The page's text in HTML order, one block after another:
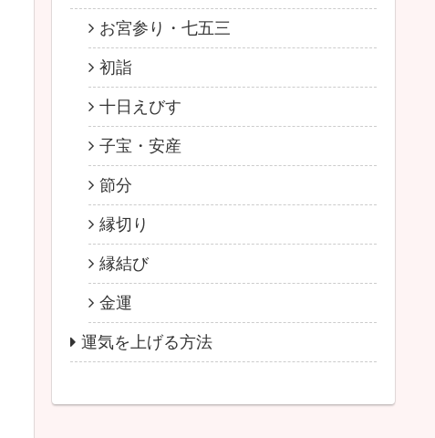
お宮参り・七五三
初詣
十日えびす
子宝・安産
節分
縁切り
縁結び
金運
運気を上げる方法